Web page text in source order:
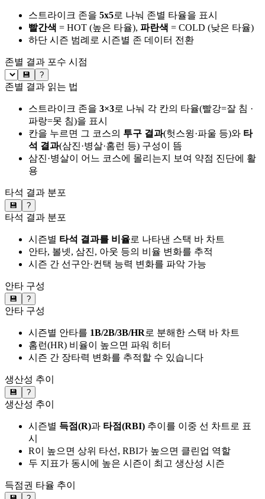
스트라이크 존을 5x5로 나눠 존별 타율을 표시
빨간색 = HOT (높은 타율), 파란색 = COLD (낮은 타율)
하단 시즌 범례로 시즌별 존 데이터 전환
존별 결과 포수 시점
💾 ?
존별 결과 읽는 법
스트라이크 존을 3×3로 나눠 각 칸의 타율(빨강=잘 침 ·
파랑=못 침)을 표시
칸을 누르면 그 코스의 투구 결과(헛스윙·파울 등)와 타
석 결과(삼진·병살·홈런 등) 구성이 뜸
삼진·병살이 어느 코스에 몰리는지 보여 약점 진단에 활
용
타석 결과 분포
💾 ?
타석 결과 분포
시즌별 타석 결과를 비율로 나타낸 스택 바 차트
안타, 볼넷, 삼진, 아웃 등의 비율 변화를 추적
시즌 간 선구안·컨택 능력 변화를 파악 가능
안타 구성
💾 ?
안타 구성
시즌별 안타를 1B/2B/3B/HR로 분해한 스택 바 차트
홈런(HR) 비율이 높으면 파워 히터
시즌 간 장타력 변화를 추적할 수 있습니다
생산성 추이
💾 ?
생산성 추이
시즌별 득점(R)과 타점(RBI) 추이를 이중 선 차트로 표
시
R이 높으면 상위 타선, RBI가 높으면 클린업 역할
두 지표가 동시에 높은 시즌이 최고 생산성 시즌
득점권 타율 추이